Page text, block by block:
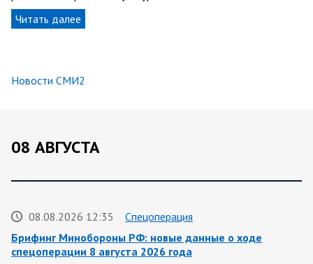
Читать далее
Новости СМИ2
08 АВГУСТА
08.08.2026 12:35
Спецоперация
Брифинг Минобороны РФ: новые данные о ходе
спецоперации 8 августа 2026 года